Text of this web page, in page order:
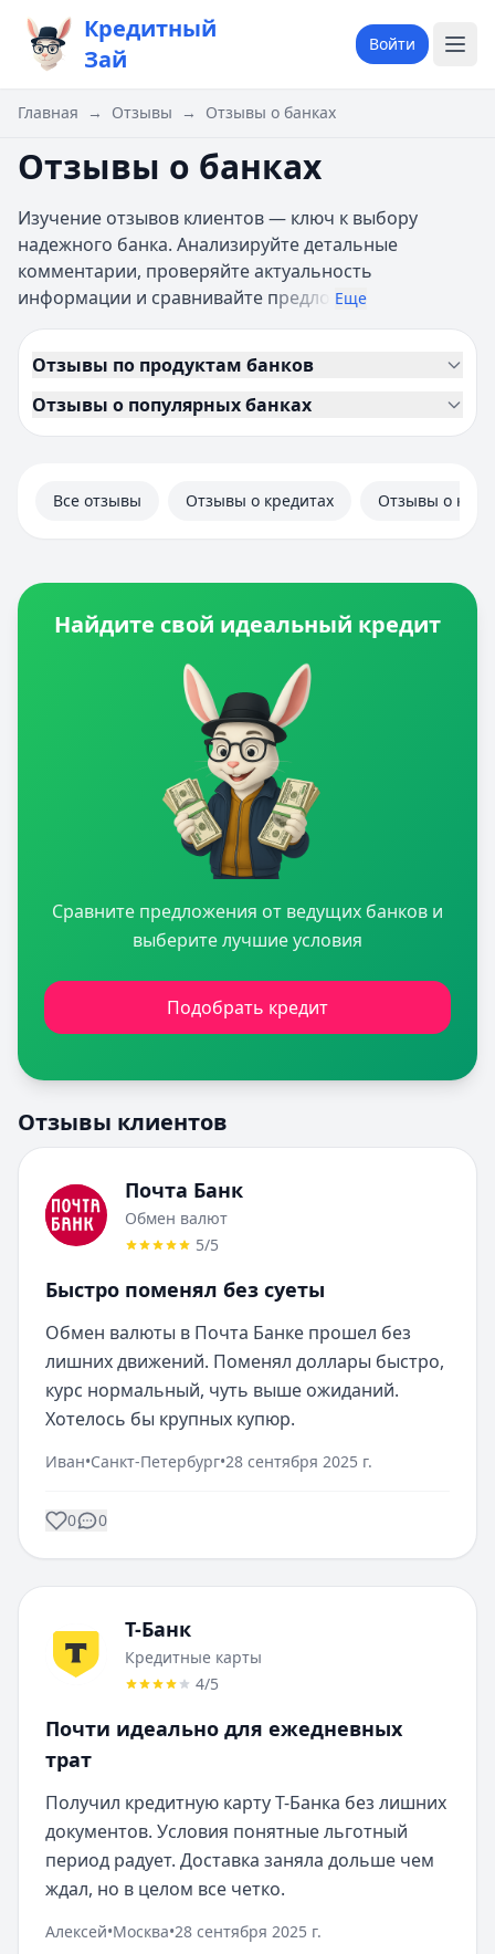
Кредитный
Зай
Войти
Главная → Отзывы → Отзывы о банках
Отзывы о банках
Изучение отзывов клиентов — ключ к выбору
надежного банка. Анализируйте детальные
комментарии, проверяйте актуальность
информации и сравнивайте предло Еще
Отзывы по продуктам банков
Отзывы о популярных банках
Все отзывы Отзывы о кредитах Отзывы о
Найдите свой идеальный кредит
Сравните предложения от ведущих банков и
выберите лучшие условия
Подобрать кредит
Отзывы клиентов
Почта Банк
Обмен валют
5/5
Быстро поменял без суеты
Обмен валюты в Почта Банке прошел без
лишних движений. Поменял доллары быстро,
курс нормальный, чуть выше ожиданий.
Хотелось бы крупных купюр.
Иван•Санкт-Петербург•28 сентября 2025 г.
0 0
Т-Банк
Кредитные карты
4/5
Почти идеально для ежедневных
трат
Получил кредитную карту Т-Банка без лишних
документов. Условия понятные льготный
период радует. Доставка заняла дольше чем
ждал, но в целом все четко.
Алексей•Москва•28 сентября 2025 г.